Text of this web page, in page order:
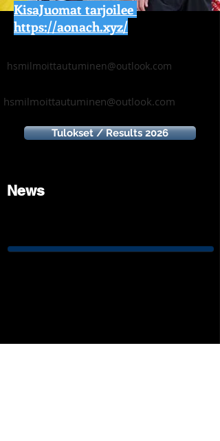
KisaJuomat tarjoilee
https://aonach.xyz/
hsmilmoittautuminen@outlook.com
hsmilmoittautuminen@outlook.com
Tulokset / Results 2026
News